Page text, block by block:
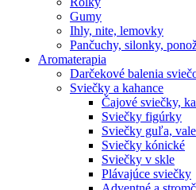
Gumy
Ihly, nite, lemovky
Pančuchy, silonky,
Aromaterapia
Darčekové balenia
Sviečky a kahance
Čajové sviečky,
Sviečky figúrky
Sviečky guľa,
Sviečky kónické
Sviečky v skle
Plávajúce sviečky